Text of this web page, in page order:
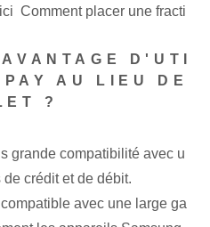
Comment placer une fracti
D'UTI
AU LIEU DE
?
grande compatibilité avec u
crédit et de débit.
avec une large ga